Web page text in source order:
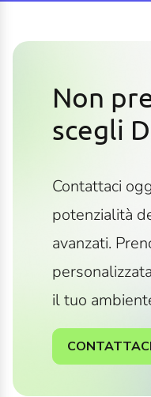
Non
scegli
Contattaci
potenzialità
avanzati.
il tuo
CONTATTACI